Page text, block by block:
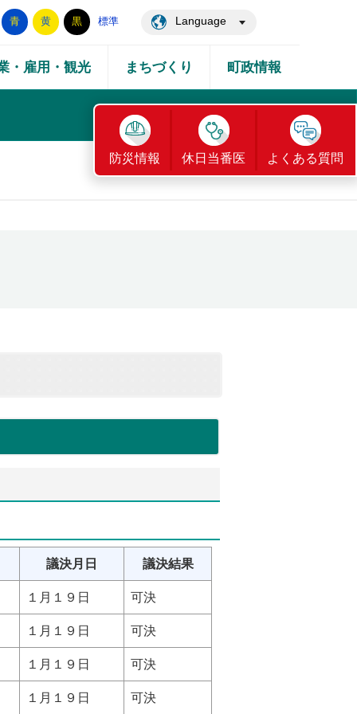
青 黄 黒 標準 Language
・雇用・観光 まちづくり 町政情報
防災情報 休日当番医 よくある質問
議決月日 議決結果
１月１９日 可決
１月１９日 可決
１月１９日 可決
１月１９日 可決